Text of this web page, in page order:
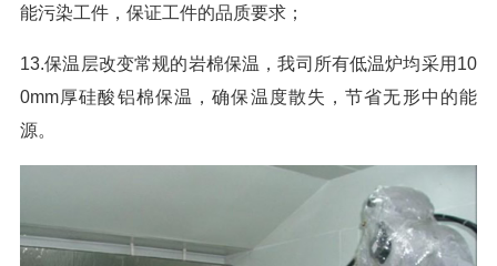
能污染工件，保证工件的品质要求；
13.保温层改变常规的岩棉保温，我司所有低温炉均采用10
0mm厚硅酸铝棉保温，确保温度散失，节省无形中的能
源。